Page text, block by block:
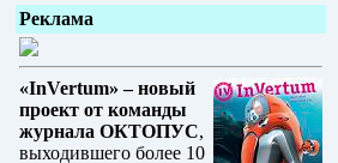
Реклама
«InVertum» – новый
проект от команды
журнала ОКТОПУС,
выходившего более 10